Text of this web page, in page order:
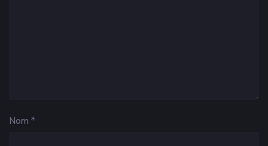
Nom *